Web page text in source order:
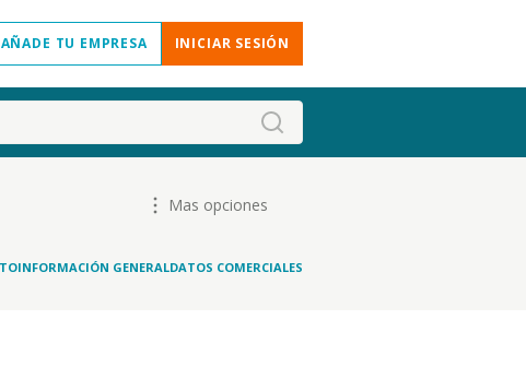
AÑADE TU EMPRESA INICIAR SESIÓN
Mas opciones
INFORMACIÓN GENERALDATOS COMERCIALES